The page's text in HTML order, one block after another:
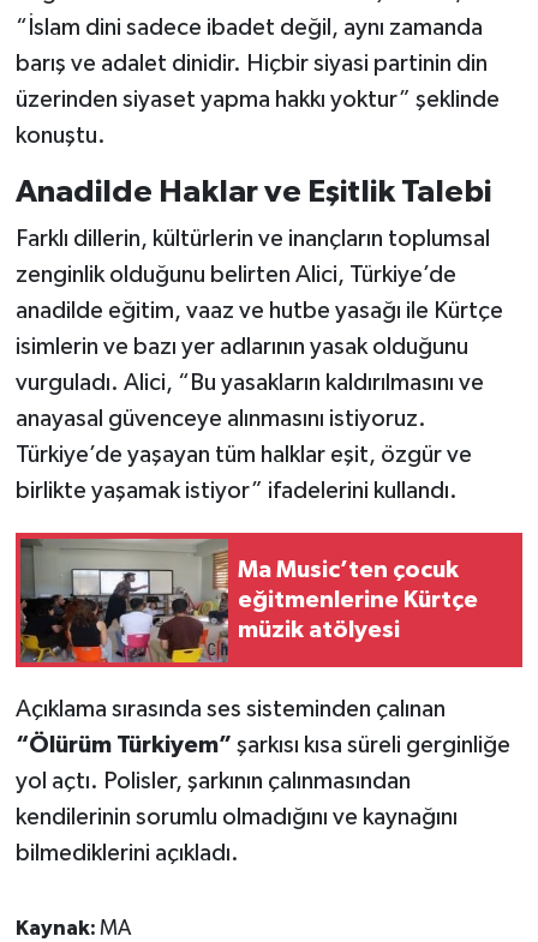
“İslam dini sadece ibadet değil, aynı zamanda
barış ve adalet dinidir. Hiçbir siyasi partinin din
üzerinden siyaset yapma hakkı yoktur” şeklinde
konuştu.
Anadilde Haklar ve Eşitlik Talebi
Farklı dillerin, kültürlerin ve inançların toplumsal
zenginlik olduğunu belirten Alici, Türkiye’de
anadilde eğitim, vaaz ve hutbe yasağı ile Kürtçe
isimlerin ve bazı yer adlarının yasak olduğunu
vurguladı. Alici, “Bu yasakların kaldırılmasını ve
anayasal güvenceye alınmasını istiyoruz.
Türkiye’de yaşayan tüm halklar eşit, özgür ve
birlikte yaşamak istiyor” ifadelerini kullandı.
Ma Music’ten çocuk
eğitmenlerine Kürtçe
müzik atölyesi
Açıklama sırasında ses sisteminden çalınan
“Ölürüm Türkiyem” şarkısı kısa süreli gerginliğe
yol açtı. Polisler, şarkının çalınmasından
kendilerinin sorumlu olmadığını ve kaynağını
bilmediklerini açıkladı.
Kaynak: MA